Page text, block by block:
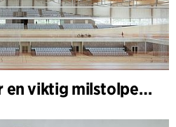
Aarhus-Hallen når en viktig milstolpe i den pågående skissprocessen